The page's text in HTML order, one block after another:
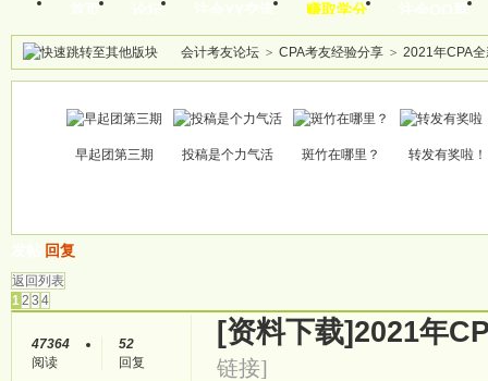
首页 论坛 注会YY交流 赚取学分 注会QQ群
帖子
会计考友论坛 > CPA考友经验分享 > 2021年CPA
早起团第三期 投稿是个力气活 斑竹在哪里？ 转发有奖啦！
回复
返回列表
12 3 4
47364
阅读
52
回复
[资料下载] 2021年
链接]